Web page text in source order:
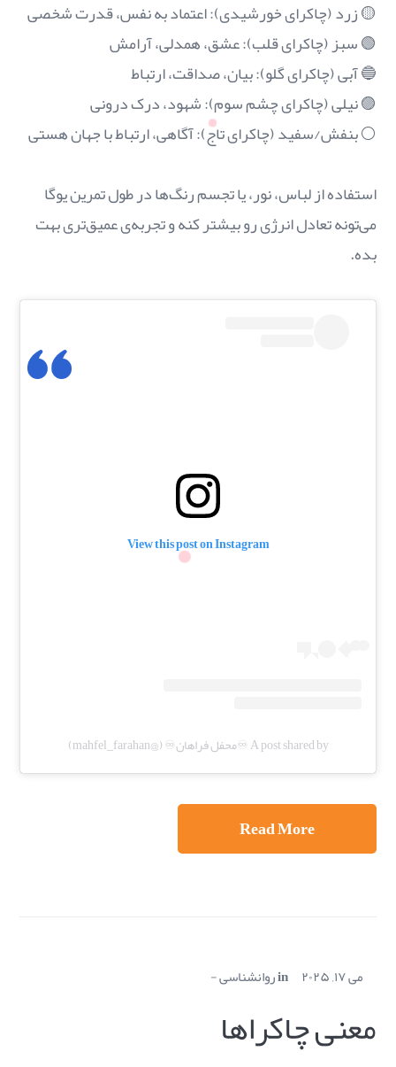
🟡 زرد (چاکرای خورشیدی): اعتماد به نفس، قدرت شخصی
🟢 سبز (چاکرای قلب): عشق، همدلی، آرامش
🔵 آبی (چاکرای گلو): بیان، صداقت، ارتباط
🟣 نیلی (چاکرای چشم سوم): شهود، درک درونی
⚪ بنفش/سفید (چاکرای تاج): آگاهی، ارتباط با جهان هستی
استفاده از لباس، نور، یا تجسم رنگ‌ها در طول تمرین یوگا
می‌تونه تعادل انرژی رو بیشتر کنه و تجربه‌ی عمیق‌تری بهت
بده.
View this post on Instagram
A post shared by ♾️محفل فراهان♾️ (@mahfel_farahan)
Read More
می ۱۷, ۲۰۲۵ inروانشناسی
معنی چاکراها